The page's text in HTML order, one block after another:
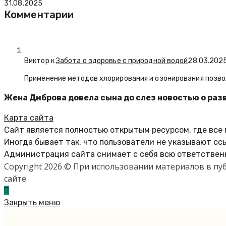
31.08.2025
Комментарии
Виктор кЗабота о здоровье с природной водой
Применение методов хлорирования и озонирования
Жена Диброва довела сына до слез новостью о
Карта сайта
Сайт является полностью открытым ресурсом, где
Иногда бывает так, что пользователи не указывают
Администрация сайта снимает с себя всю
Copyright 2026 © При использовании материалов в
сайте.
Закрыть меню